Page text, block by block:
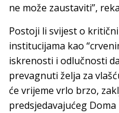
ne može zaustaviti”,
Postoji li svijest o
institucijama kao
iskrenosti i odlučnosti
prevagnuti želja za
će vrijeme vrlo brzo,
predsjedavajućeg